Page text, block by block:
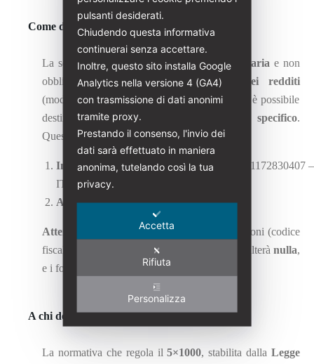
Come destinare il 5 per mille
La scelta di devolvere il 5 per mille èvolontaria e non
obbligatoria.Durante ladichiarazione dei redditi
(modello Redditi Persone Fisiche, 730 o CU), è possibile
destinare il5×1000compilando un allegato specifico.
Questo include sei riquadri dedicati, in cui:
Indicare il codice fiscaledell’ente scelto: 91172830407 –
ITALIA LIBERTY
Apporre la propria firma.
Attenzione
: Se manca una delle due informazioni (codice
fiscale o firma), l’assegnazione del 5×1000 risulterà nulla,
e i fondi rimarranno nelle casse dello Stato.
A chi destinare il 5 per mille?
La normativa che regola il5×1000, stabilita dalla Legge
pulsanti desiderati.
Chiudendo questa informativa
continuerai senza accettare.
Inoltre, questo sito installa Google
Analytics nella versione 4 (GA4)
con trasmissione di dati anonimi
tramite proxy.
Prestando il consenso, l'invio dei
dati sarà effettuato in maniera
anonima, tutelando così la tua
privacy.
Accetta
Rifiuta
Personalizza